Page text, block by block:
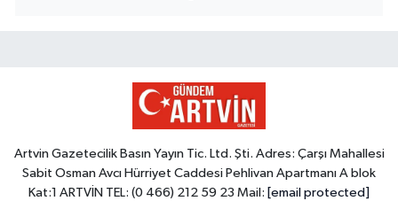
Artvin Gazetecilik Basın Yayın Tic. Ltd. Şti. Adres: Çarşı Mahallesi
Sabit Osman Avcı Hürriyet Caddesi Pehlivan Apartmanı A blok
Kat:1 ARTVİN TEL: (0 466) 212 59 23 Mail: [email protected]